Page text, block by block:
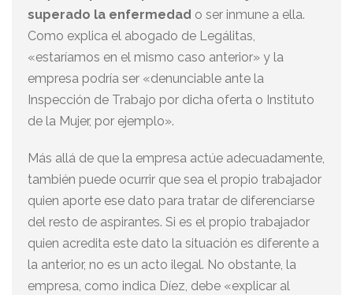
superado la enfermedad o ser inmune a ella.
Como explica el abogado de Legálitas,
«estaríamos en el mismo caso anterior» y la
empresa podría ser «denunciable ante la
Inspección de Trabajo por dicha oferta o Instituto
de la Mujer, por ejemplo».
Más allá de que la empresa actúe adecuadamente,
también puede ocurrir que sea el propio trabajador
quien aporte ese dato para tratar de diferenciarse
del resto de aspirantes. Si es el propio trabajador
quien acredita este dato la situación es diferente a
la anterior, no es un acto ilegal. No obstante, la
empresa, como indica Díez, debe «explicar al